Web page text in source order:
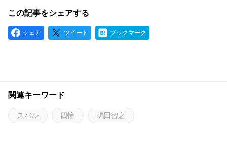
この記事をシェアする
シェア ツイート ブックマーク
関連キーワード
スバル 四輪 嶋田智之